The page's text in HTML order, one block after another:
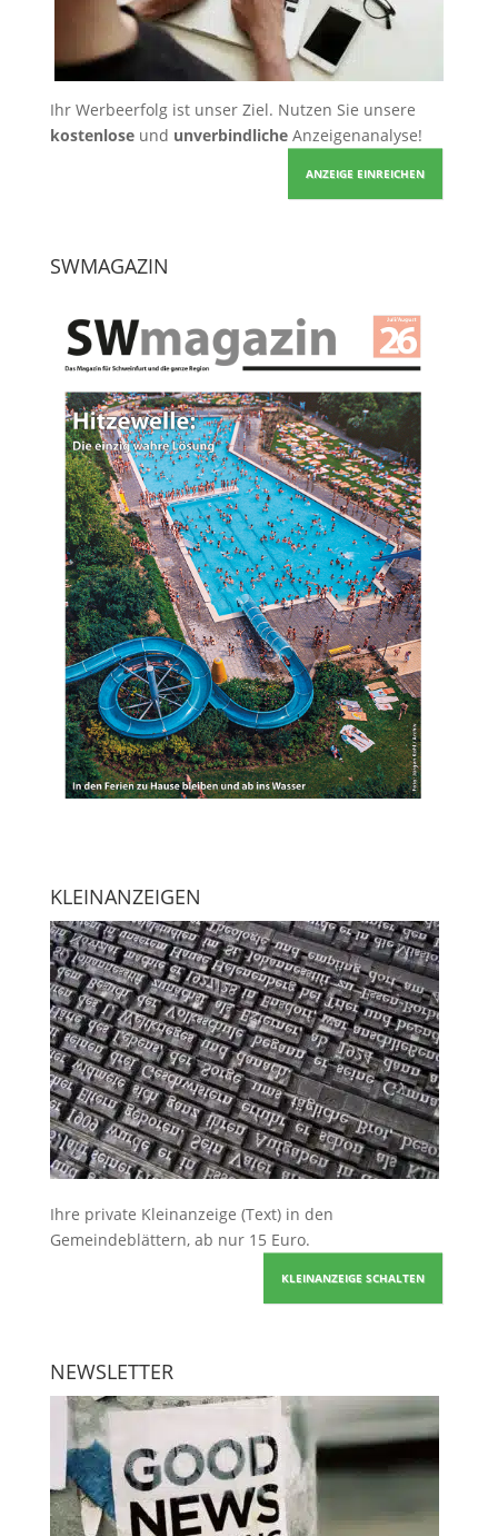
Ihr Werbeerfolg ist unser Ziel. Nutzen Sie unsere
kostenloseund unverbindlicheAnzeigenanalyse!
ANZEIGE EINREICHEN
SWMAGAZIN
KLEINANZEIGEN
Ihre private Kleinanzeige (Text) in den
Gemeindeblättern, ab nur 15 Euro.
KLEINANZEIGE SCHALTEN
NEWSLETTER